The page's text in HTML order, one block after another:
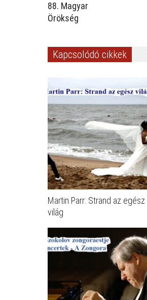
88. Magyar
Örökség
Kapcsolódó cikkek
Martin Parr: Strand az egész
világ